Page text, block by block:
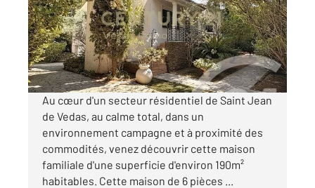
Maison à vendre
522 000 €
Visiter le site dédié
Au cœur d'un secteur résidentiel de Saint Jean
de Vedas, au calme total, dans un
environnement campagne et à proximité des
commodités, venez découvrir cette maison
familiale d'une superficie d'environ 190m²
habitables. Cette maison de 6 pièces ...